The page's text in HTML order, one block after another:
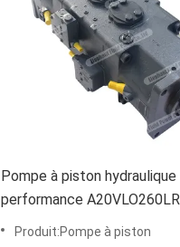
Pompe à piston
performance
PVQ4169 + 18 : le produit
Produit:Pompe à piston